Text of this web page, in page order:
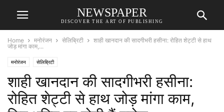
NEWSPAPER
DISCOVER THE ART OF PUBLISHING
Home मनोरंजन सेलिब्रिटी
शाही खानदान की सादगीभरी हसीना: रोहित शेट्टी से हाथ
जोड़ मांगा काम,...
मनोरंजन सेलिब्रिटी
शाही खानदान की सादगीभरी हसीना:
रोहित शेट्टी से हाथ जोड़ मांगा काम,